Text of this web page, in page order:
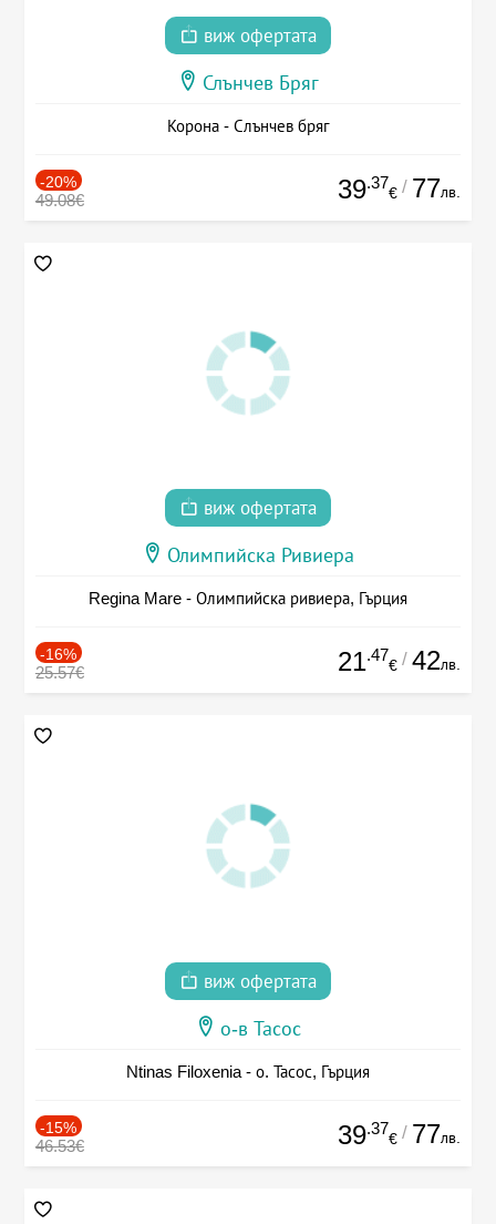
виж офертата
Слънчев Бряг
Корона - Слънчев бряг
-20%
49.08€ 39.37
€ / 77лв.
виж офертата
Олимпийска Ривиера
Regina Mare - Олимпийска ривиера, Гърция
-16%
25.57€ 21.47
€ / 42лв.
виж офертата
о-в Тасос
Ntinas Filoxenia - о. Тасос, Гърция
-15%
46.53€ 39.37
€ / 77лв.